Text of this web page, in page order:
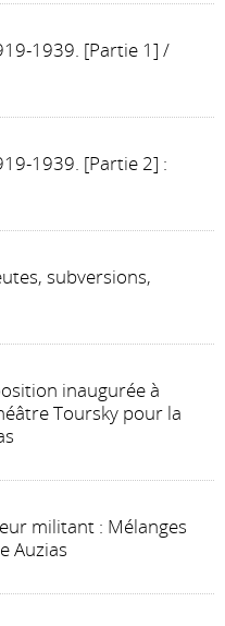
1939. [Partie 1] /
1939. [Partie 2] :
subversions,
inaugurée à
Toursky pour la
militant : Mélanges
Auzias